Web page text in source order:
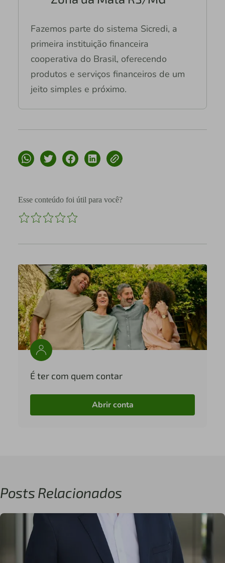
Fazemos parte do sistema Sicredi, a
primeira instituição financeira
cooperativa do Brasil, oferecendo
produtos e serviços financeiros de um
jeito simples e próximo.
Esse conteúdo foi útil para você?
É ter com quem contar
Abrir conta
Posts Relacionados